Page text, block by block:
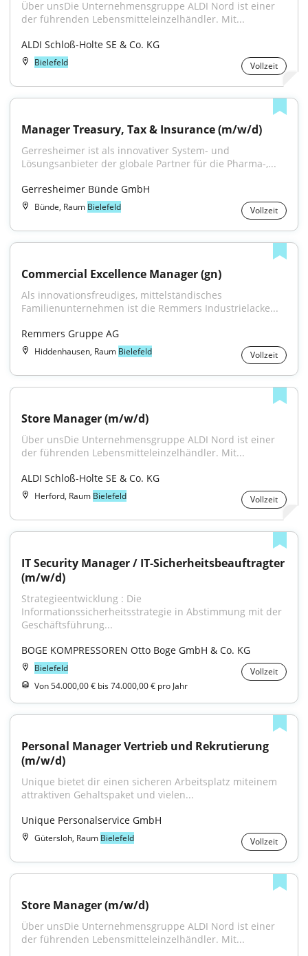
Über unsDie Unternehmensgruppe ALDI Nord ist einer
der führenden Lebensmitteleinzelhändler. Mit...
ALDI Schloß-Holte SE & Co. KG
Bielefeld Vollzeit
Manager Treasury, Tax & Insurance (m/w/d)
Gerresheimer ist als innovativer System- und
Lösungsanbieter der globale Partner für die Pharma-,...
Gerresheimer Bünde GmbH
Bünde, Raum Bielefeld Vollzeit
Commercial Excellence Manager (gn)
Als innovationsfreudiges, mittelständisches
Familienunternehmen ist die Remmers Industrielacke...
Remmers Gruppe AG
Hiddenhausen, Raum Bielefeld Vollzeit
Store Manager (m/w/d)
Über unsDie Unternehmensgruppe ALDI Nord ist einer
der führenden Lebensmitteleinzelhändler. Mit...
ALDI Schloß-Holte SE & Co. KG
Herford, Raum Bielefeld Vollzeit
IT Security Manager / IT-Sicherheitsbeauftragter
(m/w/d)
Strategieentwicklung : Die
Informationssicherheitsstrategie in Abstimmung mit der
Geschäftsführung...
BOGE KOMPRESSOREN Otto Boge GmbH & Co. KG
Bielefeld
Vollzeit
Von 54.000,00 € bis 74.000,00 € pro Jahr
Personal Manager Vertrieb und Rekrutierung
(m/w/d)
Unique bietet dir einen sicheren Arbeitsplatz miteinem
attraktiven Gehaltspaket und vielen...
Unique Personalservice GmbH
Gütersloh, Raum Bielefeld Vollzeit
Store Manager (m/w/d)
Über unsDie Unternehmensgruppe ALDI Nord ist einer
der führenden Lebensmitteleinzelhändler. Mit...